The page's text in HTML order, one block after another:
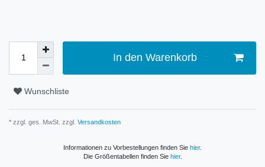
In den Warenkorb
Wunschliste
* zzgl. ges. MwSt. zzgl. Versandkosten
Informationen zu Vorbestellungen finden Sie hier.
Die Größentabellen finden Sie hier.